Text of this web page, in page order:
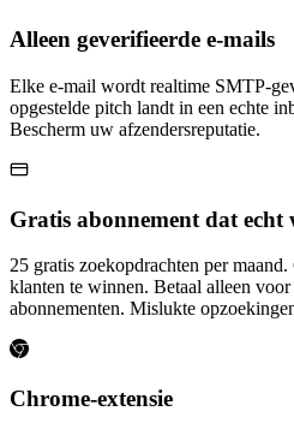
Alleen geverifieerde e-mails
Elke e-mail wordt realtime SMTP-
opgestelde pitch landt in een echte
Bescherm uw afzendersreputatie.
Gratis abonnement dat echt
25 gratis zoekopdrachten per
klanten te winnen. Betaal alleen
abonnementen. Mislukte
Chrome-extensie